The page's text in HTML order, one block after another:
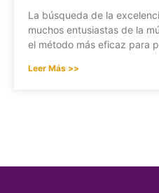
La búsqueda de la
muchos entusiastas de la
el método más eficaz para
Leer Más >>